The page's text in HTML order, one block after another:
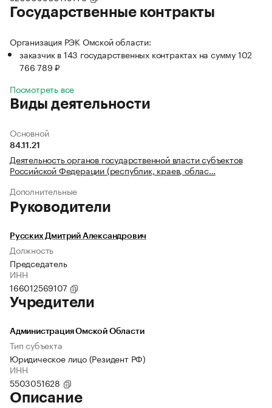
Государственные контракты
Организация РЭК Омской области:
заказчик в 143 государственных контрактах на сумму 102
766 789 ₽
Посмотреть все
Виды деятельности
Основной
84.11.21
Деятельность органов государственной власти субъектов
Российской Федерации (республик, краев, облас…
Дополнительные
Руководители
Русских Дмитрий Александрович
Должность
Председатель
ИНН
166012569107
Учредители
Администрация Омской Области
Тип субъекта
Юридическое лицо (Резидент РФ)
ИНН
5503051628
Описание